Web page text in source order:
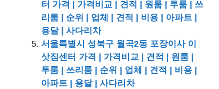
터 가격 | 가격비교 | 견적 | 원룸 | 투룸 | 쓰
리룸 | 순위 | 업체 | 견적 | 비용 | 아파트 |
용달 | 사다리차
서울특별시 성북구 월곡2동 포장이사 이
삿짐센터 가격 | 가격비교 | 견적 | 원룸 |
투룸 | 쓰리룸 | 순위 | 업체 | 견적 | 비용 |
아파트 | 용달 | 사다리차